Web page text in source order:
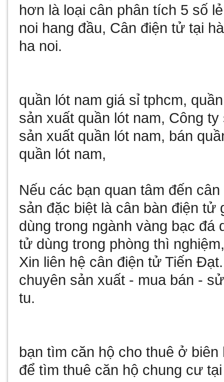
hơn là loại cân phân tích 5 số lẻ
noi hang đầu, Cân điện tử tại
ha noi.
quần lót nam giá sỉ tphcm,
sản xuất quần lót nam, Công ty
sản xuất quần lót nam, bán
quần lót nam,
Nếu các bạn quan tâm đến cân
sản đặc biệt là cân bàn điện tử
dùng trong ngành vàng bạc
tử dùng trong phòng thì
Xin liên hệ cân điện tử Tiến
chuyên sản xuất - mua bán -
tu.
bạn tìm căn hộ cho thuê ở biên
để tìmthuê căn hộ chung cư